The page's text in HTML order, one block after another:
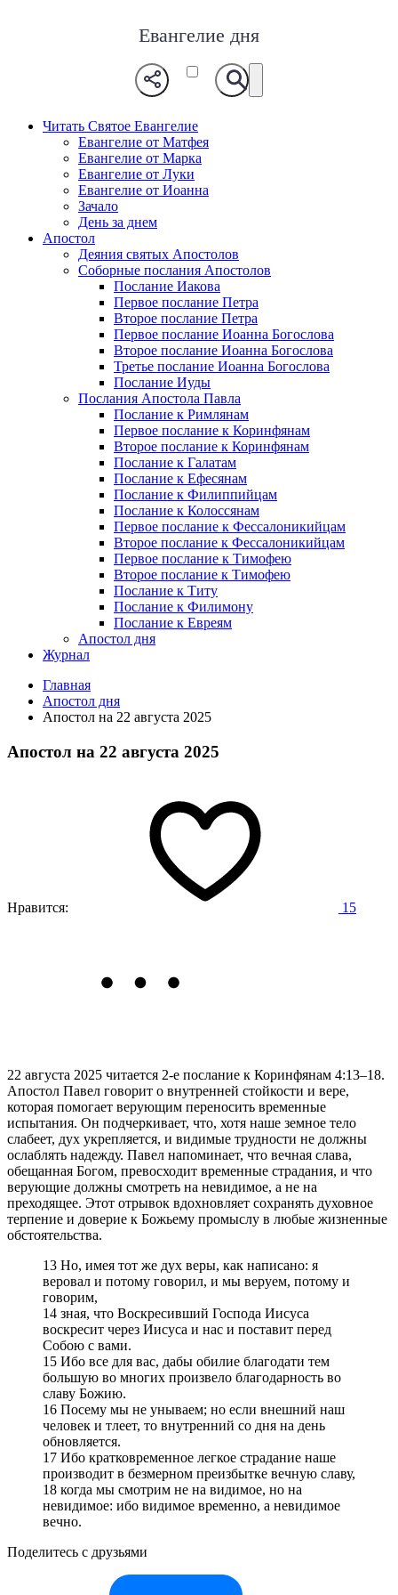
Евангелие дня
Читать Святое Евангелие
Евангелие от Матфея
Евангелие от Марка
Евангелие от Луки
Евангелие от Иоанна
Зачало
День за днем
Апостол
Деяния святых Апостолов
Соборные послания Апостолов
Послание Иакова
Первое послание Петра
Второе послание Петра
Первое послание Иоанна Богослова
Второе послание Иоанна Богослова
Третье послание Иоанна Богослова
Послание Иуды
Послания Апостола Павла
Послание к Римлянам
Первое послание к Коринфянам
Второе послание к Коринфянам
Послание к Галатам
Послание к Ефесянам
Послание к Филиппийцам
Послание к Колоссянам
Первое послание к Фессалоникийцам
Второе послание к Фессалоникийцам
Первое послание к Тимофею
Второе послание к Тимофею
Послание к Титу
Послание к Филимону
Послание к Евреям
Апостол дня
Журнал
Главная
Апостол дня
Апостол на 22 августа 2025
Апостол на 22 августа 2025
Нравится: 15
22 августа 2025 читается 2-е послание к Коринфянам 4:13–18.
Апостол Павел говорит о внутренней стойкости и вере,
которая помогает верующим переносить временные
испытания. Он подчеркивает, что, хотя наше земное тело
слабеет, дух укрепляется, и видимые трудности не должны
ослаблять надежду. Павел напоминает, что вечная слава,
обещанная Богом, превосходит временные страдания, и что
верующие должны смотреть на невидимое, а не на
преходящее. Этот отрывок вдохновляет сохранять духовное
терпение и доверие к Божьему промыслу в любые жизненные
обстоятельства.
13 Но, имея тот же дух веры, как написано: я
веровал и потому говорил, и мы веруем, потому и
говорим,
14 зная, что Воскресивший Господа Иисуса
воскресит через Иисуса и нас и поставит перед
Собою с вами.
15 Ибо все для вас, дабы обилие благодати тем
большую во многих произвело благодарность во
славу Божию.
16 Посему мы не унываем; но если внешний наш
человек и тлеет, то внутренний со дня на день
обновляется.
17 Ибо кратковременное легкое страдание наше
производит в безмерном преизбытке вечную славу,
18 когда мы смотрим не на видимое, но на
невидимое: ибо видимое временно, а невидимое
вечно.
Поделитесь с друзьями